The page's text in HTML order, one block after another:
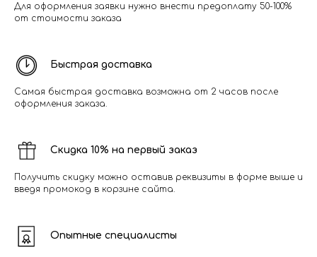
Для оформления заявки нужно внести предоплату 50-100%
от стоимости заказа
Быстрая доставка
Самая быстрая доставка возможна от 2 часов после
оформления заказа.
Скидка 10% на первый заказ
Получить скидку можно оставив реквизиты в форме выше и
введя промокод в корзине сайта.
Опытные специалисты